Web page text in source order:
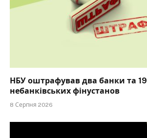
НБУ оштрафував два банки та 19
небанківських фінустанов
8 Серпня 2026